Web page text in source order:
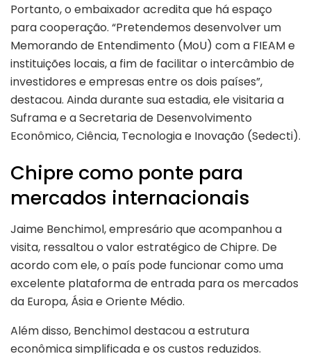
Portanto, o embaixador acredita que há espaço
para cooperação. “Pretendemos desenvolver um
Memorando de Entendimento (MoU) com a FIEAM e
instituições locais, a fim de facilitar o intercâmbio de
investidores e empresas entre os dois países”,
destacou. Ainda durante sua estadia, ele visitaria a
Suframa e a Secretaria de Desenvolvimento
Econômico, Ciência, Tecnologia e Inovação (Sedecti).
Chipre como ponte para
mercados internacionais
Jaime Benchimol, empresário que acompanhou a
visita, ressaltou o valor estratégico de Chipre. De
acordo com ele, o país pode funcionar como uma
excelente plataforma de entrada para os mercados
da Europa, Ásia e Oriente Médio.
Além disso, Benchimol destacou a estrutura
econômica simplificada e os custos reduzidos.